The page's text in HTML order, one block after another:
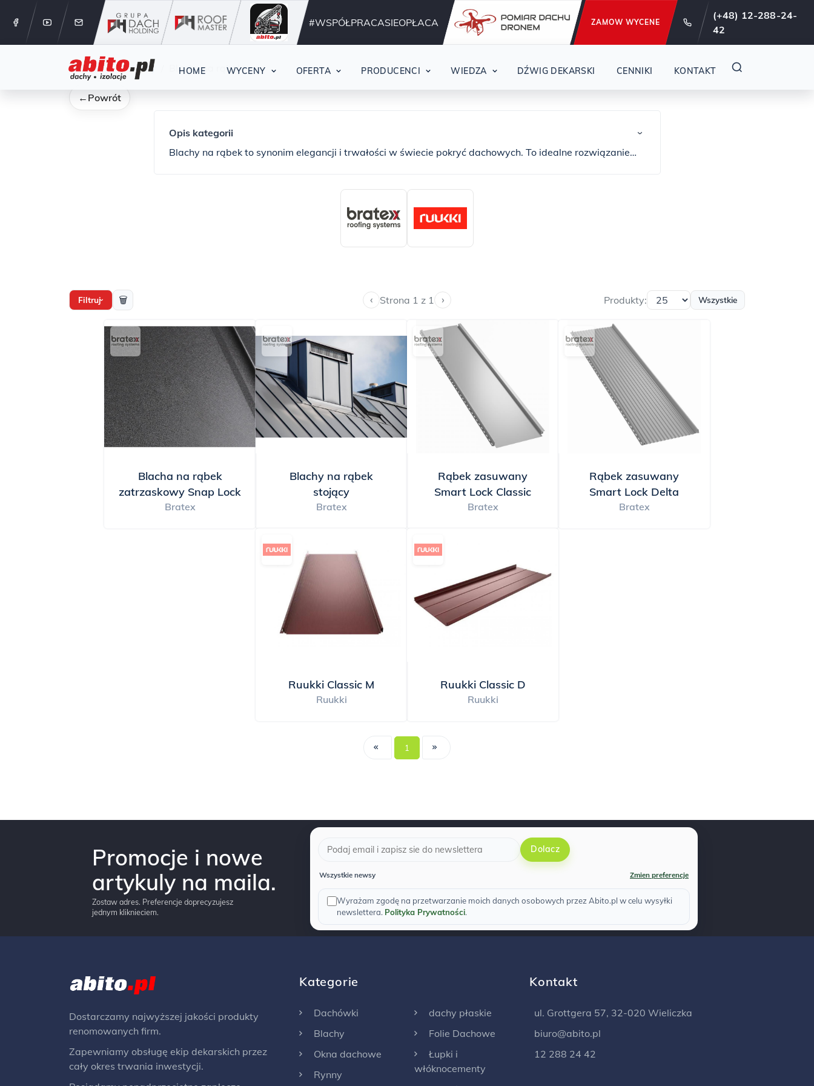
12 288 24 42 Działamy nieprzerwanie od 29 lat !
#WSPÓŁPRACASIEOPŁACA ZAMOW WYCENE
(+48) 12-288-24-
42
HOME WYCENY OFERTA PRODUCENCI WIEDZA DŹWIG DEKARSKI CENNIKI KONTAKT
Kategorie blachy Blachy na rąbek
← Powrót
Opis kategorii ›
Blachy na rąbek to synonim elegancji i trwałości w świecie pokryć dachowych. To idealne rozwiązanie
wyglądem, dodając mu prestiżu i wyjątkowego charakteru - to właśnie blachy na rąbek. Te wyjątkowe
pokrycia dachowe dostępne w naszej hurtowni Abito Wieliczka są wykonywane z najlepszych
materiałów, takich jak stal i aluminium. Dzięki temu są niezwykle odporne na korozję, uszkodzenia
dach do stylu swojego domu i swoich indywidualnych upodobań. Niektóre modele posiadają innowacyjne
szczelność. Co więcej, blachy na rąbek to inwestycja, która się zwraca. Dzięki swojej trwałości i niskim
kosztom utrzymania, pozwalają zaoszczędzić pieniądze na naprawach i konserwacji dachu. A ich
imponujący wygląd z pewnością podniesie wartość Twojej nieruchomości. Jeśli poszukujesz pokrycia
dachowego, które łączy w sobie niezawodność z estetyką, odporność z innowacją, a funkcjonalność z
prestiżem, blachy na rąbek to doskonały wybór!
Filtruj› 🗑 ‹ Strona 1 z 1 › Produkty: Wszystkie
Blacha na rąbek
zatrzaskowy Snap Lock
Bratex
Blachy na rąbek
stojący
Bratex
Rąbek zasuwany
Smart Lock Classic
Bratex
Rąbek zasuwany
Smart Lock Delta
Bratex
Ruukki Classic M
Ruukki
Ruukki Classic D
Ruukki
1
Promocje i nowe
artykuly na maila.
Zostaw adres. Preferencje doprecyzujesz
jednym kliknieciem.
Dolacz
Wszystkie newsy Zmien preferencje
Wyrażam zgodę na przetwarzanie moich danych osobowych przez Abito.pl w celu wysyłki
newslettera. Polityka Prywatności.
Dostarczamy najwyższej jakości produkty
renomowanych firm.
Zapewniamy obsługę ekip dekarskich przez
cały okres trwania inwestycji.
Kategorie
Dachówki
Blachy
Okna dachowe
Rynny
dachy płaskie
Folie Dachowe
Łupki i
włóknocementy
Kontakt
ul. Grottgera 57, 32-020 Wieliczka
biuro@abito.pl
12 288 24 42